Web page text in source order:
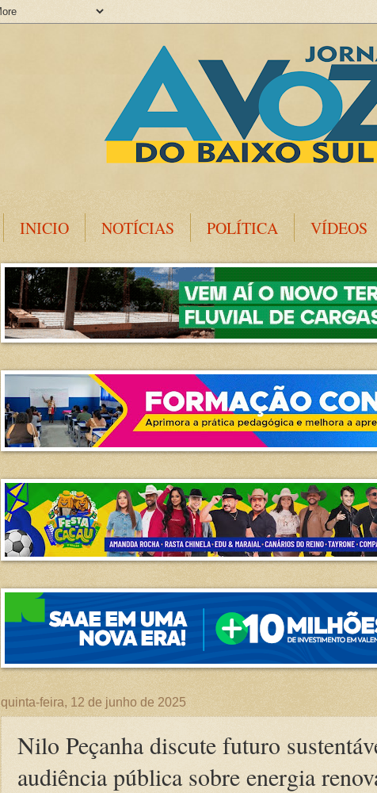
INICIO NOTÍCIAS POLÍTICA VÍDEOS
quinta-feira, 12 de junho de 2025
Nilo Peçanha discute futuro
audiência pública sobre energia